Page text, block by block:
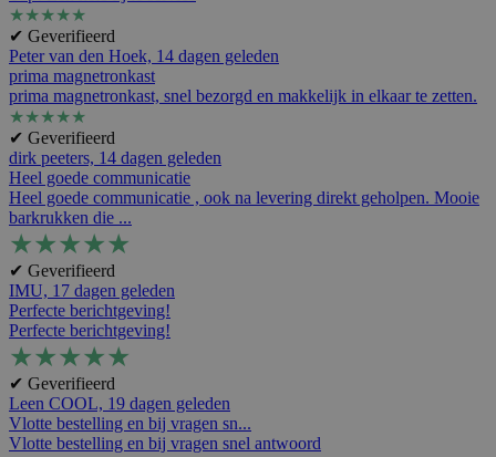
★★★★★
✔ Geverifieerd
Peter van den Hoek, 14 dagen geleden
prima magnetronkast
prima magnetronkast, snel bezorgd en makkelijk in elkaar te zetten.
★★★★★
✔ Geverifieerd
dirk peeters, 14 dagen geleden
Heel goede communicatie
Heel goede communicatie , ook na levering direkt geholpen. Mooie
barkrukken die ...
★★★★★
✔ Geverifieerd
IMU, 17 dagen geleden
Perfecte berichtgeving!
Perfecte berichtgeving!
★★★★★
✔ Geverifieerd
Leen COOL, 19 dagen geleden
Vlotte bestelling en bij vragen sn...
Vlotte bestelling en bij vragen snel antwoord